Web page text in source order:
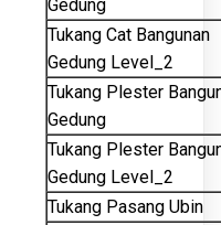
Gedung
Tukang Cat Bangunan
Gedung Level_2
Tukang Plester
Gedung
Tukang Plester
Gedung Level_2
Tukang Pasang Ubin